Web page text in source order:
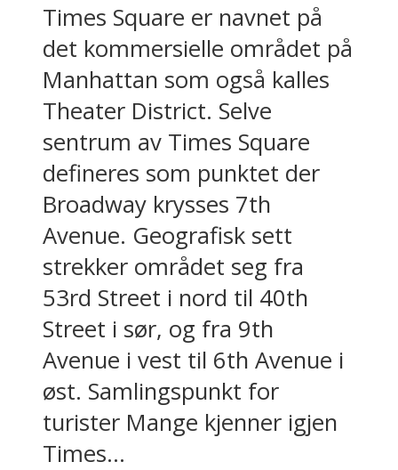
Times Square er navnet på
det kommersielle området på
Manhattan som også kalles
Theater District. Selve
sentrum av Times Square
defineres som punktet der
Broadway krysses 7th
Avenue. Geografisk sett
strekker området seg fra
53rd Street i nord til 40th
Street i sør, og fra 9th
Avenue i vest til 6th Avenue i
øst. Samlingspunkt for
turister Mange kjenner igjen
Times...